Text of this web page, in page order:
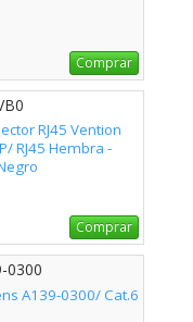
Comprar
RJ45 Vention
RJ45 Hembra -
Comprar
0300
A139-0300/ Cat.6